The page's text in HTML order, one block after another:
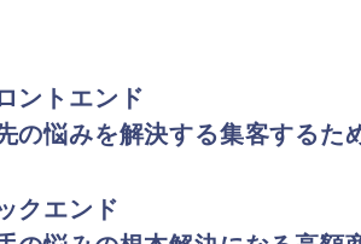
ントエンド
の悩みを解決する集客するた
クエンド